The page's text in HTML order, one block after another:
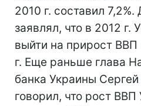
2010 г. составил 7,2%.
заявлял, что в 2012 г.
выйти на прирост
г. Еще раньше глава
банка Украины
говорил, что рост ВВП